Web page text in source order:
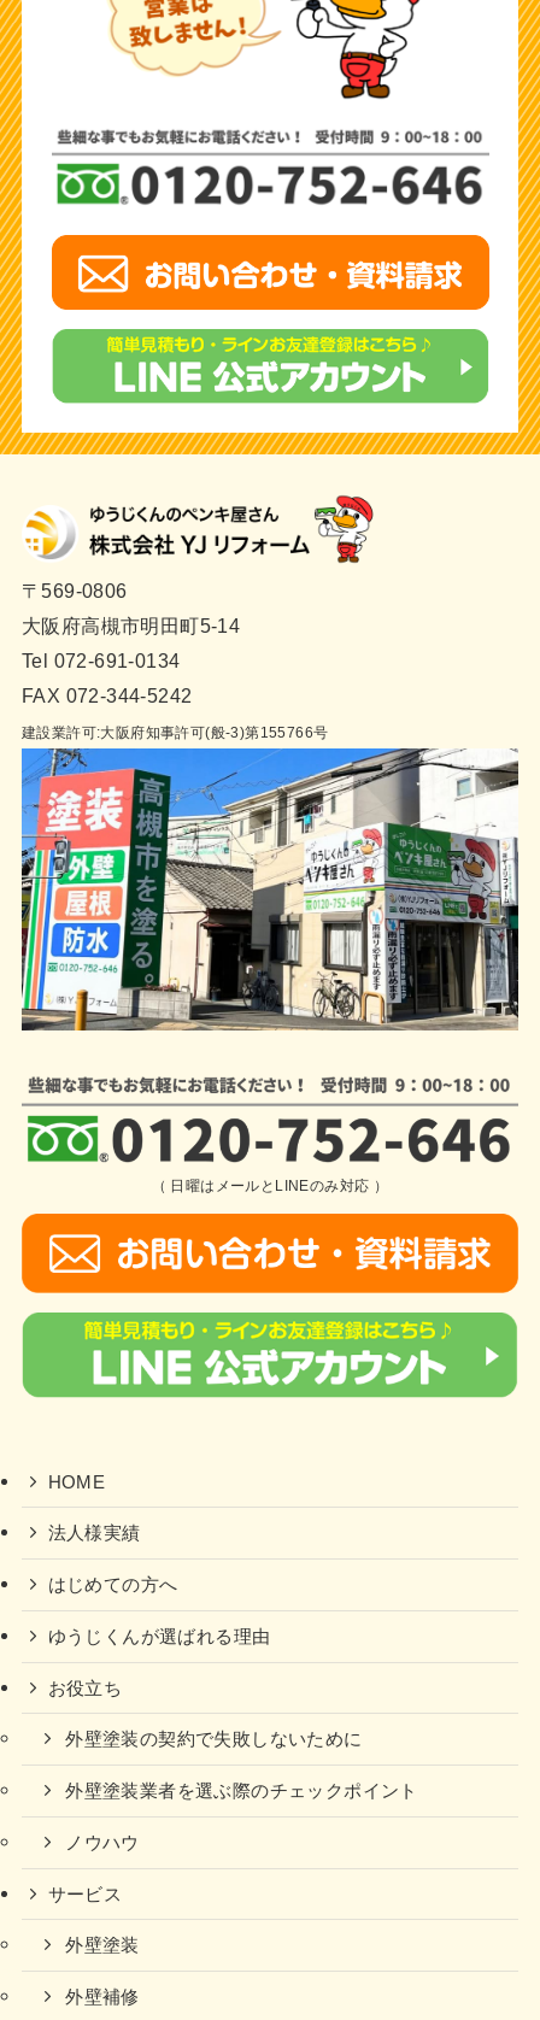
〒569-0806
大阪府高槻市明田町5-14
Tel 072-691-0134
FAX 072-344-5242
建設業許可:大阪府知事許可(般-3)第155766号
（ 日曜はメールとLINEのみ対応 ）
HOME
法人様実績
はじめての方へ
ゆうじくんが選ばれる理由
お役立ち
外壁塗装の契約で失敗しないために
外壁塗装業者を選ぶ際のチェックポイント
ノウハウ
サービス
外壁塗装
外壁補修